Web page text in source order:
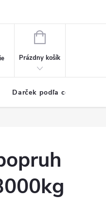
NÁKUPNÝ
Prázdny košík
Darček podľa ceny